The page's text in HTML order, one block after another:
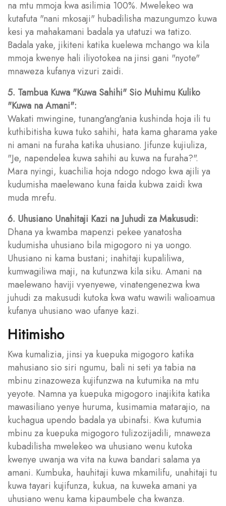
na mtu mmoja kwa asilimia 100%. Mwelekeo wa
kutafuta "nani mkosaji" hubadilisha mazungumzo kuwa
kesi ya mahakamani badala ya utatuzi wa tatizo.
Badala yake, jikiteni katika kuelewa mchango wa kila
mmoja kwenye hali iliyotokea na jinsi gani "nyote"
mnaweza kufanya vizuri zaidi.
5. Tambua Kuwa "Kuwa Sahihi" Sio Muhimu Kuliko
"Kuwa na Amani":
Wakati mwingine, tunang'ang'ania kushinda hoja ili tu
kuthibitisha kuwa tuko sahihi, hata kama gharama yake
ni amani na furaha katika uhusiano. Jifunze kujiuliza,
"Je, napendelea kuwa sahihi au kuwa na furaha?".
Mara nyingi, kuachilia hoja ndogo ndogo kwa ajili ya
kudumisha maelewano kuna faida kubwa zaidi kwa
muda mrefu.
6. Uhusiano Unahitaji Kazi na Juhudi za Makusudi:
Dhana ya kwamba mapenzi pekee yanatosha
kudumisha uhusiano bila migogoro ni ya uongo.
Uhusiano ni kama bustani; inahitaji kupaliliwa,
kumwagiliwa maji, na kutunzwa kila siku. Amani na
maelewano haviji vyenyewe, vinatengenezwa kwa
juhudi za makusudi kutoka kwa watu wawili walioamua
kufanya uhusiano wao ufanye kazi.
Hitimisho
Kwa kumalizia, jinsi ya kuepuka migogoro katika
mahusiano sio siri ngumu, bali ni seti ya tabia na
mbinu zinazoweza kujifunzwa na kutumika na mtu
yeyote. Namna ya kuepuka migogoro inajikita katika
mawasiliano yenye huruma, kusimamia matarajio, na
kuchagua upendo badala ya ubinafsi. Kwa kutumia
mbinu za kuepuka migogoro tulizozijadili, mnaweza
kubadilisha mwelekeo wa uhusiano wenu kutoka
kwenye uwanja wa vita na kuwa bandari salama ya
amani. Kumbuka, hauhitaji kuwa mkamilifu, unahitaji tu
kuwa tayari kujifunza, kukua, na kuweka amani ya
uhusiano wenu kama kipaumbele cha kwanza.